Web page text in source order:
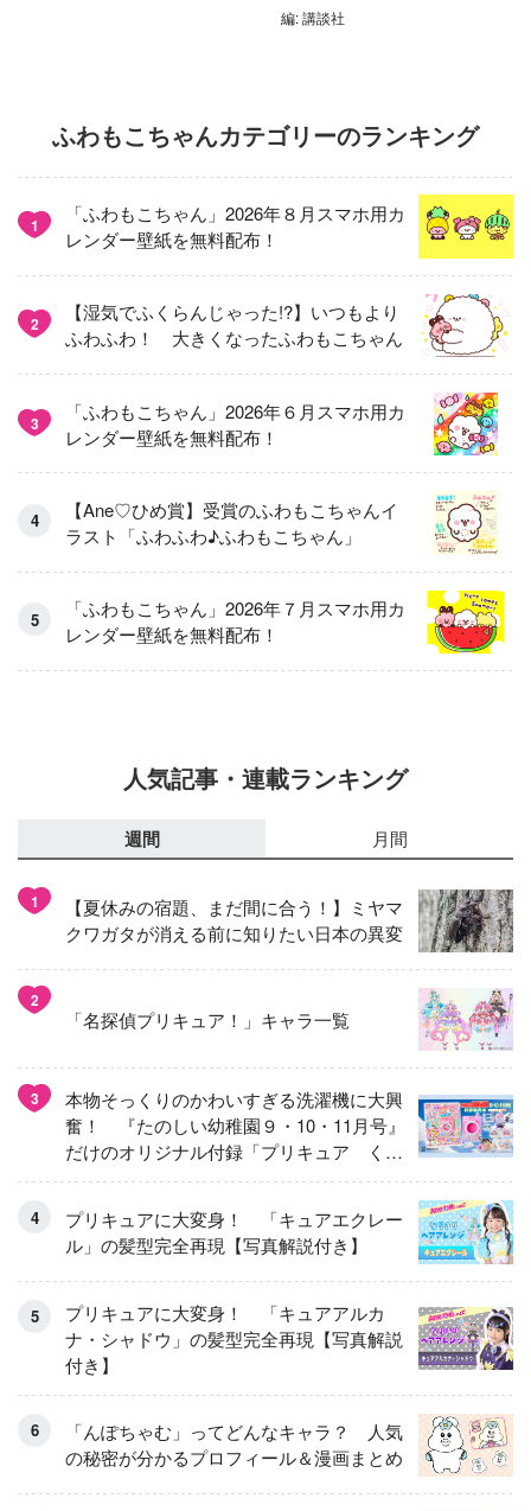
編: 講談社
ふわもこちゃんカテゴリーのランキング
1
「ふわもこちゃん」2026年８月スマホ用カ
レンダー壁紙を無料配布！
2
【湿気でふくらんじゃった!?】いつもより
ふわふわ！ 大きくなったふわもこちゃん
3
「ふわもこちゃん」2026年６月スマホ用カ
レンダー壁紙を無料配布！
【Ane♡ひめ賞】受賞のふわもこちゃんイ
ラスト「ふわふわ♪ふわもこちゃん」
「ふわもこちゃん」2026年７月スマホ用カ
レンダー壁紙を無料配布！
人気記事・連載ランキング
週間 月間
1
【夏休みの宿題、まだ間に合う！】ミヤマ
クワガタが消える前に知りたい日本の異変
2
「名探偵プリキュア！」キャラ一覧
3
本物そっくりのかわいすぎる洗濯機に大興
奮！ 『たのしい幼稚園９・10・11月号』
だけのオリジナル付録「プリキュア くる
くるせんたくき」
プリキュアに大変身！ 「キュアエクレー
ル」の髪型完全再現【写真解説付き】
プリキュアに大変身！ 「キュアアルカ
ナ・シャドウ」の髪型完全再現【写真解説
付き】
「んぽちゃむ」ってどんなキャラ？ 人気
の秘密が分かるプロフィール＆漫画まとめ